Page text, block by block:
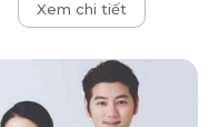
xếp
hạng
Xem chi tiết